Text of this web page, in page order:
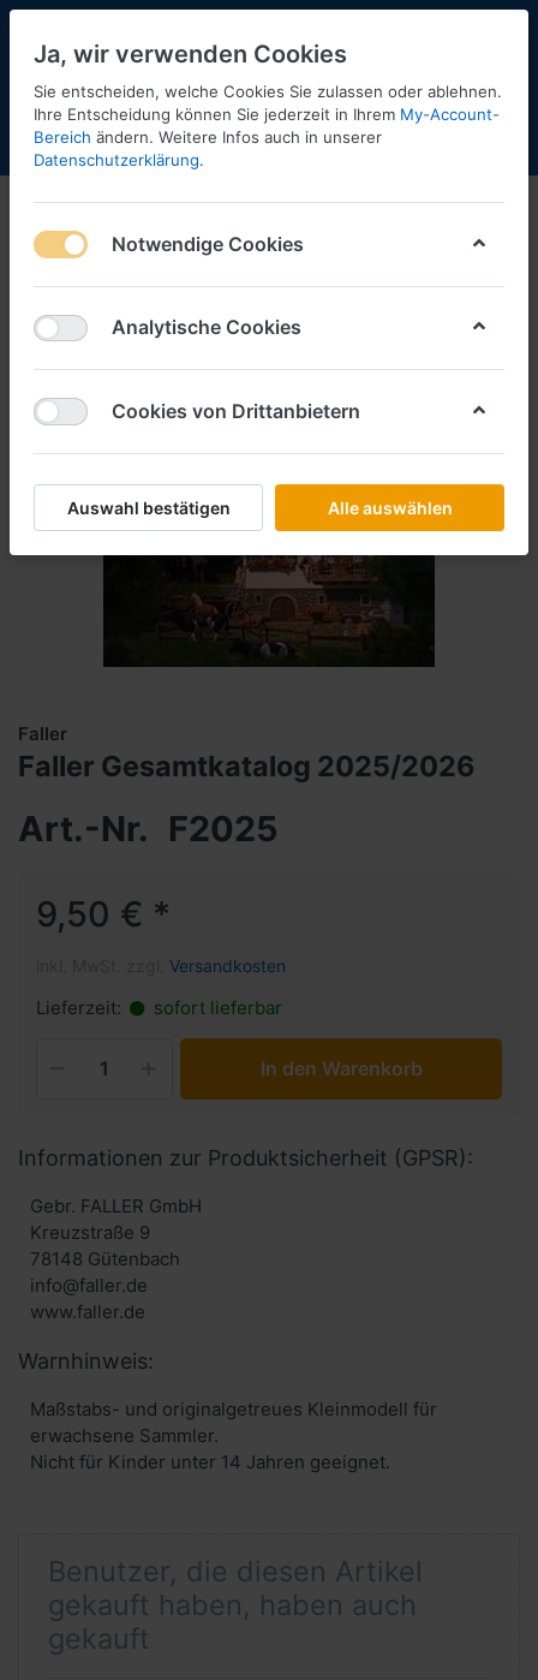
Menü Anmelden Shopaktualisierung
Faller
Faller Gesamtkatalog 2025/2026
Art.-Nr. F2025
9,50 € *
Versandkosten
Lieferzeit: sofort lieferbar
In den Warenkorb
Informationen zur Produktsicherheit (GPSR):
Gebr. FALLER GmbH
Kreuzstraße 9
78148 Gütenbach
info@faller.de
www.faller.de
Warnhinweis:
Maßstabs- und originalgetreues Kleinmodell für
erwachsene Sammler.
Nicht für Kinder unter 14 Jahren geeignet.
Benutzer, die diesen Artikel
gekauft haben, haben auch
gekauft
Ja, wir verwenden Cookies
Sie entscheiden, welche Cookies Sie zulassen oder ablehnen.
Ihre Entscheidung können Sie jederzeit in Ihrem My-Account-
Bereich ändern. Weitere Infos auch in unserer
Datenschutzerklärung.
Notwendige Cookies
Analytische Cookies
Cookies von Drittanbietern
Auswahl bestätigen Alle auswählen